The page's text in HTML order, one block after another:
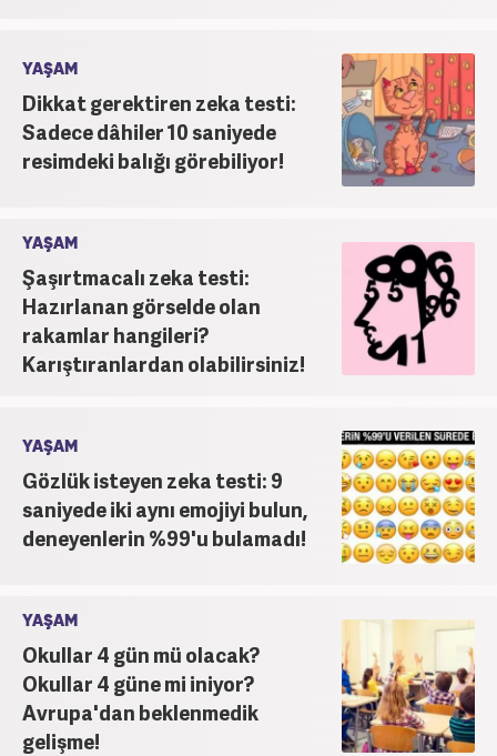
YAŞAM
Dikkat gerektiren zeka testi:
Sadece dâhiler 10 saniyede
resimdeki balığı görebiliyor!
YAŞAM
Şaşırtmacalı zeka testi:
Hazırlanan görselde olan
rakamlar hangileri?
Karıştıranlardan olabilirsiniz!
YAŞAM
Gözlük isteyen zeka testi: 9
saniyede iki aynı emojiyi bulun,
deneyenlerin %99'u bulamadı!
YAŞAM
Okullar 4 gün mü olacak?
Okullar 4 güne mi iniyor?
Avrupa'dan beklenmedik
gelişme!